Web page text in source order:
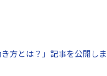
方とは？」記事を公開しま
ンドウで開きます）